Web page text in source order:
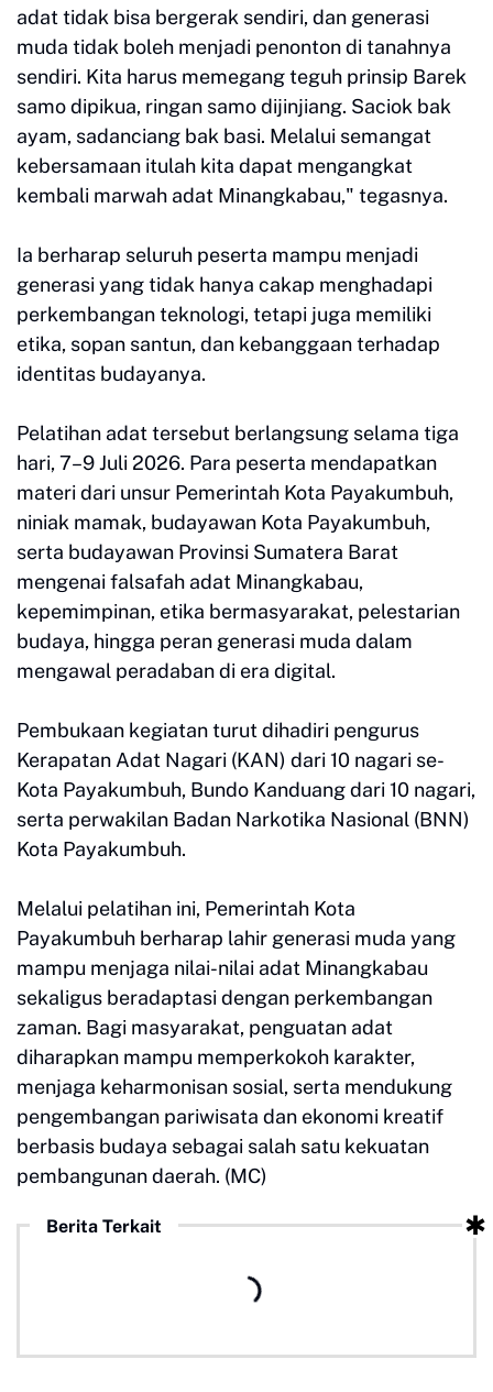
adat tidak bisa bergerak sendiri, dan generasi
muda tidak boleh menjadi penonton di tanahnya
sendiri. Kita harus memegang teguh prinsip Barek
samo dipikua, ringan samo dijinjiang. Saciok bak
ayam, sadanciang bak basi. Melalui semangat
kebersamaan itulah kita dapat mengangkat
kembali marwah adat Minangkabau," tegasnya.
Ia berharap seluruh peserta mampu menjadi
generasi yang tidak hanya cakap menghadapi
perkembangan teknologi, tetapi juga memiliki
etika, sopan santun, dan kebanggaan terhadap
identitas budayanya.
Pelatihan adat tersebut berlangsung selama tiga
hari, 7–9 Juli 2026. Para peserta mendapatkan
materi dari unsur Pemerintah Kota Payakumbuh,
niniak mamak, budayawan Kota Payakumbuh,
serta budayawan Provinsi Sumatera Barat
mengenai falsafah adat Minangkabau,
kepemimpinan, etika bermasyarakat, pelestarian
budaya, hingga peran generasi muda dalam
mengawal peradaban di era digital.
Pembukaan kegiatan turut dihadiri pengurus
Kerapatan Adat Nagari (KAN) dari 10 nagari se-
Kota Payakumbuh, Bundo Kanduang dari 10 nagari,
serta perwakilan Badan Narkotika Nasional (BNN)
Kota Payakumbuh.
Melalui pelatihan ini, Pemerintah Kota
Payakumbuh berharap lahir generasi muda yang
mampu menjaga nilai-nilai adat Minangkabau
sekaligus beradaptasi dengan perkembangan
zaman. Bagi masyarakat, penguatan adat
diharapkan mampu memperkokoh karakter,
menjaga keharmonisan sosial, serta mendukung
pengembangan pariwisata dan ekonomi kreatif
berbasis budaya sebagai salah satu kekuatan
pembangunan daerah. (MC)
Berita Terkait